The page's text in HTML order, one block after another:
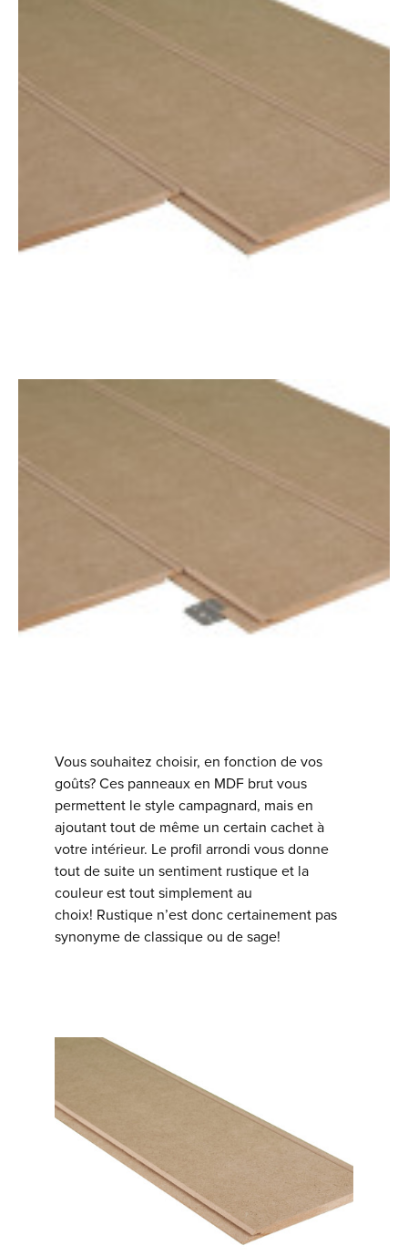
Vous souhaitez choisir, en fonction de vos
goûts? Ces panneaux en MDF brut vous
permettent le style campagnard, mais en
ajoutant tout de même un certain cachet à
votre intérieur. Le profil arrondi vous donne
tout de suite un sentiment rustique et la
couleur est tout simplement au
choix! Rustique n’est donc certainement pas
synonyme de classique ou de sage!